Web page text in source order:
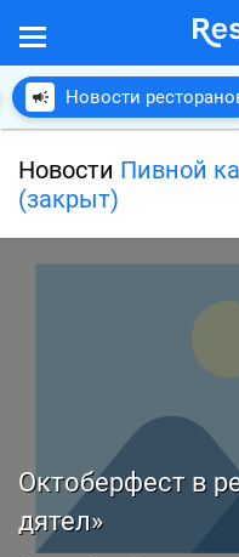
Новости
Новости Пивной
(закрыт)
Октоберфест в
дятел»